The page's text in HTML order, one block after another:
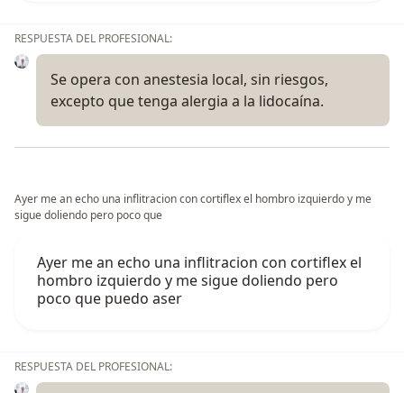
RESPUESTA DEL PROFESIONAL:
Se opera con anestesia local, sin riesgos,
excepto que tenga alergia a la lidocaína.
Ayer me an echo una inflitracion con cortiflex el hombro izquierdo y me
sigue doliendo pero poco que
Ayer me an echo una inflitracion con cortiflex el
hombro izquierdo y me sigue doliendo pero
poco que puedo aser
RESPUESTA DEL PROFESIONAL: